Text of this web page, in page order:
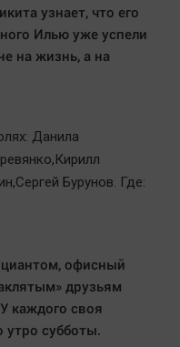
узнает, что его
Илью уже успели
на жизнь, а на
Данила
Бурунов. Где:
офисный
друзьям
каждого своя
утро субботы.